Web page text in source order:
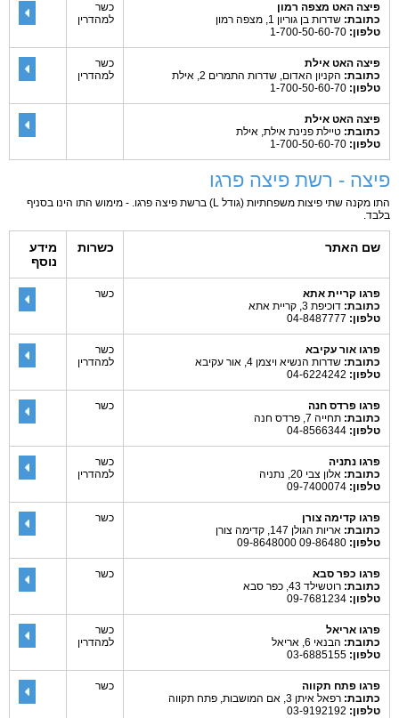
פיצה האט מצפה רמון
כתובת: שדרות בן גוריון 1, מצפה רמון
טלפון:
כשר
למהדרין
פיצה האט אילת
כתובת: הקניון האדום, שדרות התמרים 2, אילת
טלפון:
כשר
למהדרין
פיצה האט אילת
כתובת: טיילת פנינת אילת, אילת
טלפון:
פיצה - רשת פיצה פרגו
התו מקנה שתי פיצות משפחתיות (גודל L) ברשת פיצה פרגו. - מימוש התו הינו בסניף
בלבד.
שם האתר כשרות
מידע
נוסף
פרגו קריית אתא
כתובת: דוכיפת 3, קריית אתא
טלפון:
כשר
פרגו אור עקיבא
כתובת: שדרות הנשיא ויצמן 4, אור עקיבא
טלפון:
כשר
למהדרין
פרגו פרדס חנה
כתובת: תחייה 7, פרדס חנה
טלפון:
כשר
פרגו נתניה
כתובת: אלון צבי 20, נתניה
טלפון:
כשר
למהדרין
פרגו קדימה צורן
כתובת: אריות הגולן 147, קדימה צורן
טלפון:
כשר
פרגו כפר סבא
כתובת: רוטשילד 43, כפר סבא
טלפון:
כשר
פרגו אריאל
כתובת: הבנאי 6, אריאל
טלפון:
כשר
למהדרין
פרגו פתח תקווה
כתובת: רפאל איתן 3, אם המושבות, פתח תקווה
טלפון:
כשר